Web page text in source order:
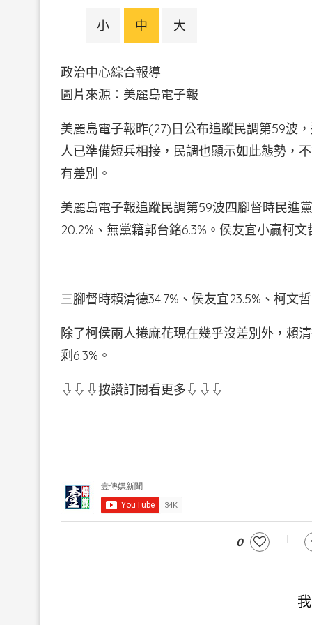
小 中 大
政治中心綜合報導
圖片來源：美麗島電
美麗島電子報昨(27)日公布追蹤民調第59波
人已準備短兵相接，民調也顯示如此態勢，
有差別。
美麗島電子報追蹤民調第59波四腳督時民進
20.2%、無黨籍郭台銘6.3%。侯友宜小贏柯文
三腳督時賴清德34.7%、侯友宜23.5%、柯文
除了柯侯兩人捲麻花現在幾乎沒差別外，賴
剩6.3%。
⇩⇩⇩按讚訂閱看更多⇩⇩⇩
0